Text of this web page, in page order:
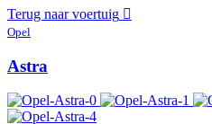
Terug naar voertuig
Opel
Astra